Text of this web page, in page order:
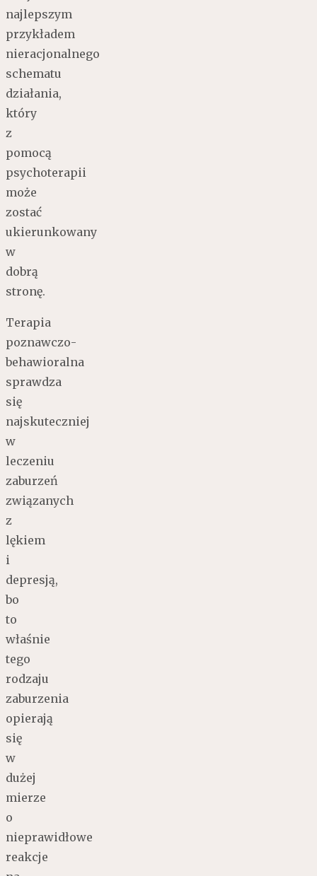
najlepszym
przykładem
nieracjonalnego
schematu
działania,
który
z
pomocą
psychoterapii
może
zostać
ukierunkowany
w
dobrą
stronę.
Terapia
poznawczo-
behawioralna
sprawdza
się
najskuteczniej
w
leczeniu
zaburzeń
związanych
z
lękiem
i
depresją,
bo
to
właśnie
tego
rodzaju
zaburzenia
opierają
się
w
dużej
mierze
o
nieprawidłowe
reakcje